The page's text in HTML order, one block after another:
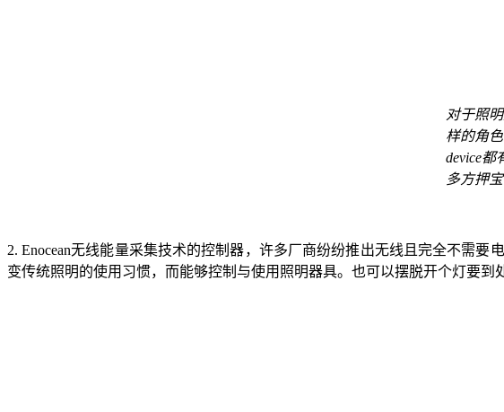
对于照
样的角
device都
多方押
2. Enocean无线能量采集技术的控制器，许多厂商纷纷推出无线且完全不需
变传统照明的使用习惯，而能够控制与使用照明器具。也可以摆脱开个灯要到